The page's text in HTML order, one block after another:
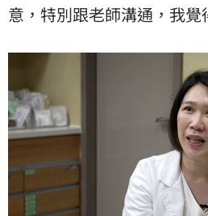
意，特別跟老師溝通，我覺